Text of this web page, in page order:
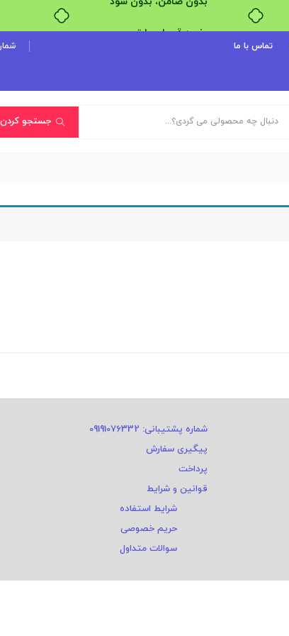
تماس با ما شماره
جستجو کردن
شماره پشتیبانی: 09191076332
پیگیری سفارش
پرداخت
قوانین و شرایط
شرایط استفاده
حریم خصوصی
سوالات متداول